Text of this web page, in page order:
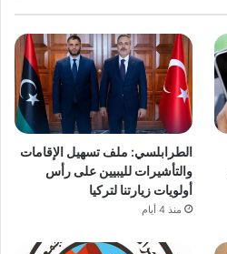
الطرابلسي: ملف تسهيل الإقامات
والتأشيرات لليبيين على رأس
أولويات زيارتنا لتركيا
منذ 4 أيام